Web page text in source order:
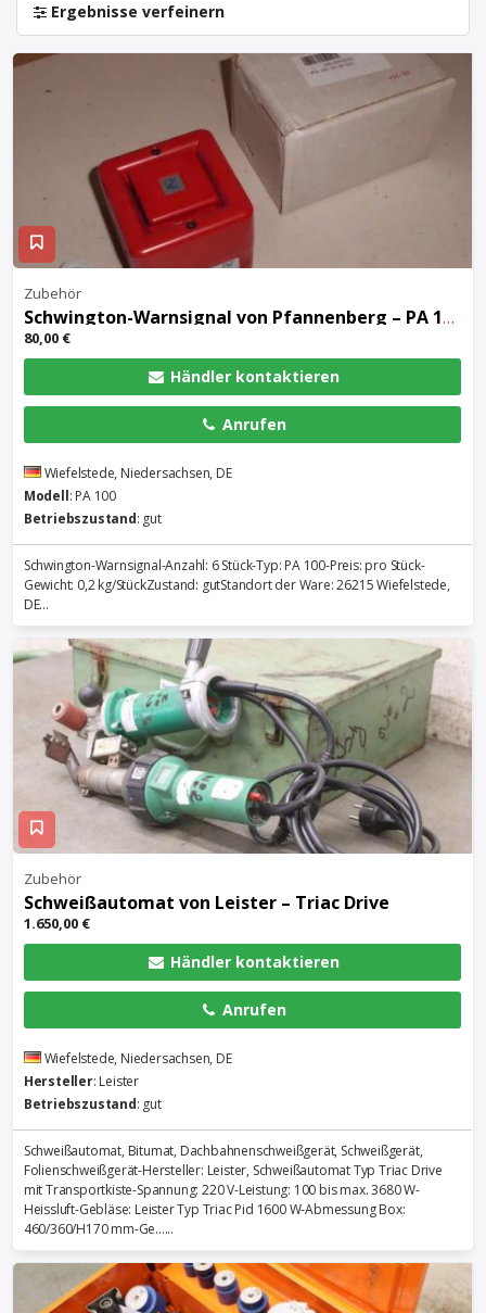
Ergebnisse verfeinern
Zubehör
Schwington-Warnsignal von Pfannenberg – PA 100
80,00 €
Händler kontaktieren
Anrufen
Wiefelstede, Niedersachsen, DE
Modell: PA 100
Betriebszustand: gut
Schwington-Warnsignal-Anzahl: 6 Stück-Typ: PA 100-Preis: pro Stück-
Gewicht: 0,2 kg/StückZustand: gutStandort der Ware: 26215 Wiefelstede,
DE...
Zubehör
Schweißautomat von Leister – Triac Drive
1.650,00 €
Händler kontaktieren
Anrufen
Wiefelstede, Niedersachsen, DE
Hersteller: Leister
Betriebszustand: gut
Schweißautomat, Bitumat, Dachbahnenschweißgerät, Schweißgerät,
Folienschweißgerät-Hersteller: Leister, Schweißautomat Typ Triac Drive
mit Transportkiste-Spannung: 220 V-Leistung: 100 bis max. 3680 W-
Heissluft-Gebläse: Leister Typ Triac Pid 1600 W-Abmessung Box:
460/360/H170 mm-Ge......